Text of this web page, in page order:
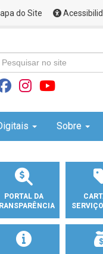
do Site
Sobre
PORTAL DA